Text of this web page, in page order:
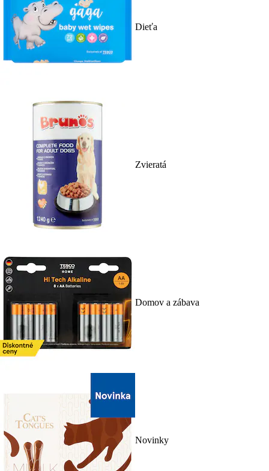
Dieťa
Zvieratá
Domov a zábava
Novinky